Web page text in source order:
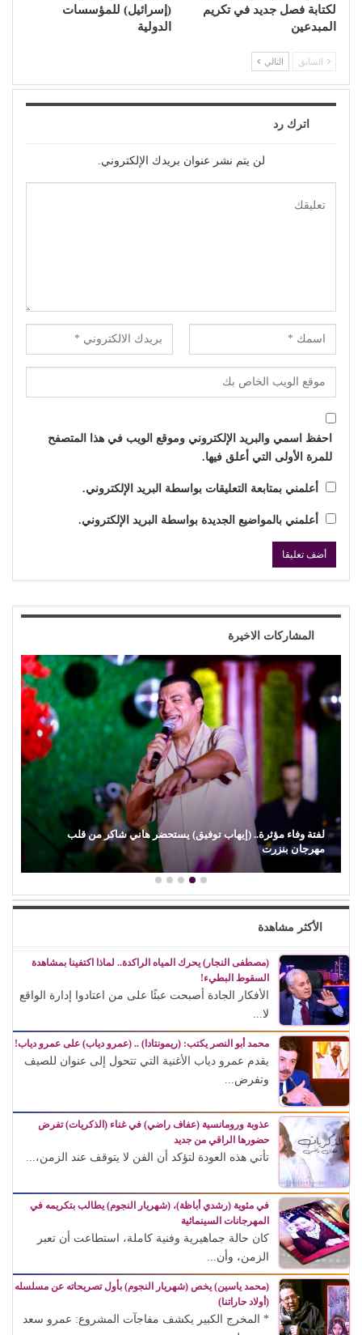
لكتابة فصل جديد في تكريم
المبدعين
(إسرائيل) للمؤسسات
الدولية
السابق التالي
اترك رد
لن يتم نشر عنوان بريدك الإلكتروني.
احفظ اسمي والبريد الإلكتروني وموقع الويب في هذا المتصفح
للمرة الأولى التي أعلق فيها.
أعلمني بمتابعة التعليقات بواسطة البريد الإلكتروني.
أعلمني بالمواضيع الجديدة بواسطة البريد الإلكتروني.
المشاركات الاخيرة
لفتة وفاء مؤثرة.. (إيهاب توفيق) يستحضر هاني شاكر من قلب
مهرجان بنزرت
الأكثر مشاهدة
(مصطفى النجار) يحرك المياه الراكدة.. لماذا اكتفينا بمشاهدة
السقوط البطيء!
الأفكار الجادة أصبحت عبئًا على من اعتادوا إدارة الواقع
لا...
محمد أبو النصر يكتب: (ريمونتادا) .. (عمرو دياب) على عمرو دياب!
يقدم عمرو دياب الأغنية التي تتحول إلى عنوان للصيف
وتفرض...
عذوبة ورومانسية (عفاف راضي) في غناء (الذكريات) تفرض
حضورها الراقي من جديد
تأتي هذه العودة لتؤكد أن الفن لا يتوقف عند الزمن،...
في مئوية (رشدي أباظة)، (شهريار النجوم) يطالب بتكريمه في
المهرجانات السينمائية
كان حالة جماهيرية وفنية كاملة، استطاعت أن تعبر
الزمن، وأن...
(محمد ياسين) يخص (شهريار النجوم) بأول تصريحاته عن مسلسله
(أولاد حاراتنا)
* المخرج الكبير يكشف مفاجآت المشروع: عمرو سعد